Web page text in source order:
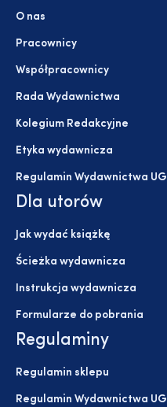
O nas
Pracownicy
Współpracownicy
Rada Wydawnictwa
Kolegium Redakcyjne
Etyka wydawnicza
Regulamin Wydawnictwa UG
Dla utorów
Jak wydać książkę
Ścieżka wydawnicza
Instrukcja wydawnicza
Formularze do pobrania
Regulaminy
Regulamin sklepu
Regulamin Wydawnictwa UG